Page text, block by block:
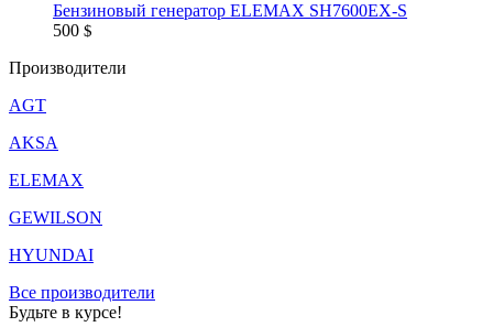
Бензиновый генератор ELEMAX SH7600EX-S
500 $
Производители
AGT
AKSA
ELEMAX
GEWILSON
HYUNDAI
Все производители
Будьте в курсе!